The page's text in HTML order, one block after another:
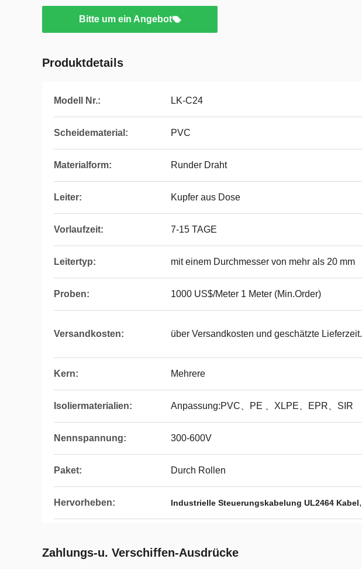
Bitte um ein Angebot
Produktdetails
Modell Nr.: LK-C24
Scheidematerial: PVC
Materialform: Runder Draht
Leiter: Kupfer aus Dose
Vorlaufzeit: 7-15 TAGE
Leitertyp: mit einem Durchmesser von mehr als 20 mm
Proben: 1000 US$/Meter 1 Meter (Min.Order)
Versandkosten: über Versandkosten und geschätzte Lieferzeit.
Kern: Mehrere
Isoliermaterialien: Anpassung:PVC、PE 、XLPE、EPR、SIR
Nennspannung: 300-600V
Paket: Durch Rollen
Hervorheben: Industrielle Steuerungskabelung UL2464 Kabel,
Zahlungs-u. Verschiffen-Ausdrücke